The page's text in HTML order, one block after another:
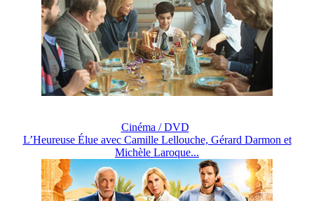
Cinéma / DVD
L’Heureuse Élue avec Camille Lellouche, Gérard Darmon et
Michèle Laroque...